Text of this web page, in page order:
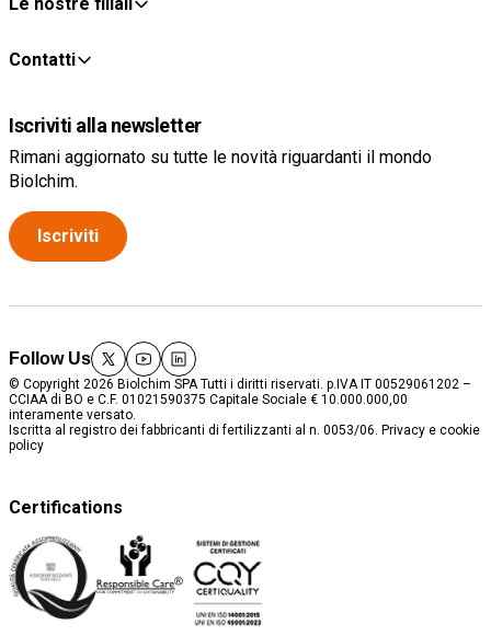
Contatti
Iscriviti alla newsletter
Rimani aggiornato su tutte le novità riguardanti il mondo
Biolchim.
Iscriviti
Follow Us
twitteryoutube
linkedin
© Copyright 2026 Biolchim SPA Tutti i diritti riservati. p.IVA IT 00529061202 –
CCIAA di BO e C.F. 01021590375 Capitale Sociale € 10.000.000,00
interamente versato.
Iscritta al registro dei fabbricanti di fertilizzanti al n. 0053/06. Privacy e cookie
policy
Certifications